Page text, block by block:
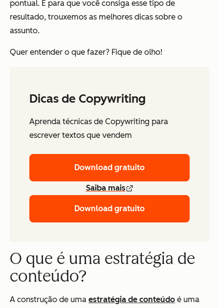
pontual. E para que você consiga esse tipo de
resultado, trouxemos as melhores dicas sobre o
assunto.
Quer entender o que fazer? Fique de olho!
Dicas de Copywriting
Aprenda técnicas de Copywriting para
escrever textos que vendem
Download gratuito
Saiba mais
Download gratuito
O que é uma estratégia de
conteúdo?
A construção de uma estratégia de conteúdo é uma